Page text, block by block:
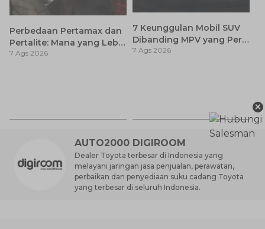
Perbedaan Pertamax dan
Pertalite: Mana yang Lebih
Baik untuk Mobil Toyota
7 Ags 2026
7 Keunggulan Mobil SUV
Dibanding MPV yang Perlu
Anda Ketahui
7 Ags 2026
7
AUTO2000 DIGIROOM
Dealer Toyota terbesar di Indonesia yang
melayani jaringan jasa penjualan, perawatan,
perbaikan dan penyediaan suku cadang Toyota
yang terbesar di seluruh Indonesia.
×